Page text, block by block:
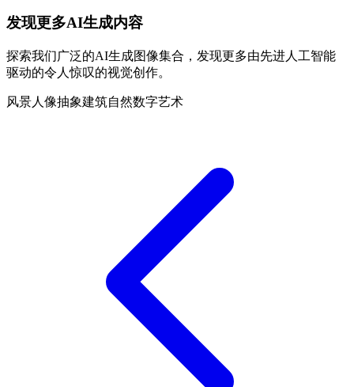
发现更多AI生成内容
探索我们广泛的AI生成图像集合，发现更多由先进人工智能
驱动的令人惊叹的视觉创作。
风景人像抽象建筑自然数字艺术